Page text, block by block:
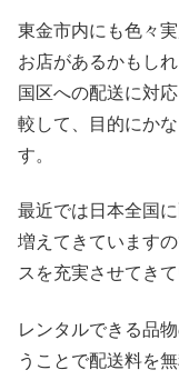
東金市内にも色々
お店があるかもし
国区への配送に対
較して、目的にか
す。
最近では日本全国
増えてきています
スを充実させてきて
レンタルできる品
うことで配送料を